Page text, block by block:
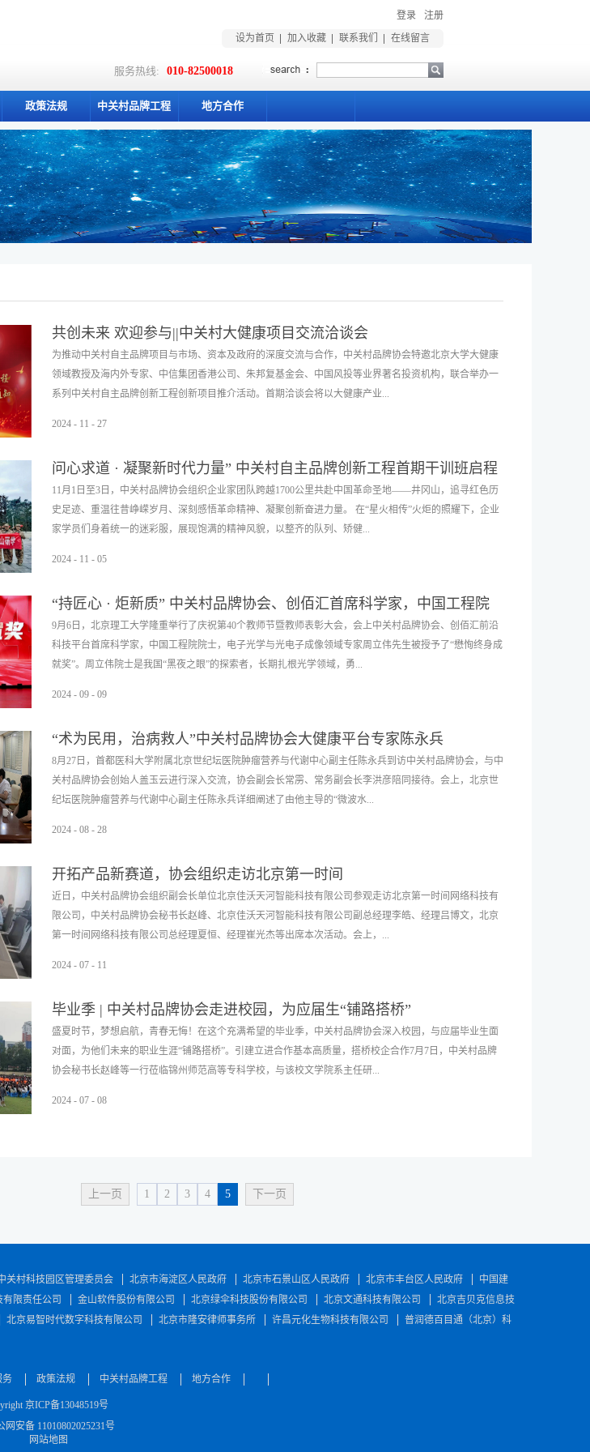
设为首页 加入收藏 联系我们 在线留言
服务热线: 010-82500018
登录 注册
政策法规 中关村品牌工程 地方合作
共创未来 欢迎参与||中关村大健康项目交流洽谈会
为推动中关村自主品牌项目与市场、资本及政府的深度交流与合作，中关村品牌协会特邀北京大学大健康
领域教授及海内外专家、中信集团香港公司、朱邦复基金会、中国风投等业界著名投资机构，联合举办一
系列中关村自主品牌创新工程创新项目推介活动。首期洽谈会将以大健康产业...
技术瓶颈、创新康养项目进行详细阐述。后续，协会将在AI人工智能、新能源汽车等领域持续开展推介活
动，期待您的参与。时间及地点：2024年11月29日（周五）下午14:30-17:00腾讯会议室参会会议号：
114823080大健康创新项目介绍主讲人：陈永兵现任首都医科大学附属北京世纪坛医院肿瘤外科第二党支部
书记、肿瘤营养与代谢中心(普通外科四病区)副主任、国家市场监督管理重点实验室(特医食品方向)副主任
专著2部，在国际期刊发表论文10余篇，授权发明专利2项，实用专利5项，转化1项，待授权专利10余项。
项目：技术创新攻克胰腺癌治疗难题该项目的创新性和可行性：一是胰腺癌发病率和死亡率逐年上升，手
术切除是胰腺癌患者获得治愈机会唯一有效方法。胰瘘、腹腔内感染、出血为胰腺手术后“死亡三联征”。
二是目前探讨减少胰瘘常用方法提高胰肠吻合技术和改善胰肠吻合方式，其核心是“堵”，即把胰液堵在消
2024 - 11 - 27
问心求道 · 凝聚新时代力量” 中关村自主品牌创新工程首期干训班启程
井冈山
11月1日至3日，中关村品牌协会组织企业家团队跨越1700公里共赴中国革命圣地——井冈山，追寻红色历
史足迹、重温往昔峥嵘岁月、深刻感悟革命精神、凝聚创新奋进力量。 在“星火相传”火炬的照耀下，企业
家学员们身着统一的迷彩服，展现饱满的精神风貌，以整齐的队列、矫健...
黄洋界是井冈山革命根据地五大哨口之一，也是当年红军英勇战斗的著名战场。在峰峦起伏、地势险峻的
黄洋界，干训班学员们参观了当年挖掘的战壕、哨口营房等历史遗迹，回顾当年黄洋界保卫战“一炮定乾
坤”的情形，感受伟人毛泽东笔下“黄洋界上炮声隆，报道敌军宵遁”的喜悦与豪情。沿着红军曾经走过的挑
粮小道，站在哨口远眺四周山峦，感受到当年红军战士们与井冈山人民在硝烟弥漫中坚守阵地的英勇和为
在茫茫黑夜里指引着中国革命前进的方向。一堵弹孔残墙、一块”读书石“、两棵“常青树” ，追溯往昔，感
知当年生活的艰苦与不易，每一处革命旧址，都让学员们感受到一种信仰的力量。回顾光辉历程 收获革命
启迪本次干训班特邀老党员盖玉云同志讲授《中国共产党为什么能够成功，对我们有什么启迪》，他生动
地将红军比作“中国最杰出的创业团队”，并从中国百年来的变迁、革命斗争的历史、红军取得成功的要素
2024 - 11 - 05
“持匠心 · 炬新质” 中关村品牌协会、创佰汇首席科学家，中国工程院
院士周立伟先生荣获“懋恂终身成就奖”
9月6日，北京理工大学隆重举行了庆祝第40个教师节暨教师表彰大会，会上中关村品牌协会、创佰汇前沿
科技平台首席科学家，中国工程院院士，电子光学与光电子成像领域专家周立伟先生被授予了“懋恂终身成
就奖”。周立伟院士是我国“黑夜之眼”的探索者，长期扎根光学领域，勇...
培育了一批批优秀人才。如今，92岁高龄的他，依然坚守创新，是中关村品牌协会、创佰汇前沿科技平台
的坚定支持者和积极倡导者，对中关村企业在科技成果转化和市场化方面做出了突出贡献。他以实际行动
和探索精神，铸就了爱国、奋斗、追梦的辉煌历程。周立伟院士是中国成像电子光学研究道路上的一座灯
塔，激励着无数后来者不忘初心、矢志奋勇前行。心怀国之大者、砥砺报国之志，他是一位无愧于时代、
上海高级机械职业学校，学习机械设计、制图与工艺等基础知识。新中国成立后，他成为首批中国新民主
主义青年团团员之一。1950年，他尝试参军但因因鼻子大出血未能如愿。1951年，高中毕业后，周立伟上
海公私合营华通电机厂工作，在那里，他工作和学习都十分刻苦，还参加俄语培训班。期间发明了提高生
产效率7.5倍的扁平线圈绕线车，上海《劳动报》还作了专门报道，那时的周立伟还不到20岁。1953年，他
2024 - 09 - 09
“术为民用，治病救人”中关村品牌协会大健康平台专家陈永兵
8月27日，首都医科大学附属北京世纪坛医院肿瘤营养与代谢中心副主任陈永兵到访中关村品牌协会，与中
关村品牌协会创始人盖玉云进行深入交流，协会副会长常雳、常务副会长李洪彦陪同接待。会上，北京世
纪坛医院肿瘤营养与代谢中心副主任陈永兵详细阐述了由他主导的“微波水...
具备七个自由度的旋转功能，有效解决了传统手术机器人在止血效果和操作灵活性方面存在的问题。此
外，该项目整合了智能学习技术，结合术中光声技术，开创了腔镜机器人智能导航系统。该项目打破了达
芬奇机器人的市场垄断和高昂配件成本的限制，形成了中国独创的“变形金刚”。同时，采用组接式、累积
式、赋能式医院采购模式，实现医疗机构量体裁衣，达到最大化DRG支付效用，促进临床收入与治疗水平
特色的创新之路，特别是在胰腺领域，满足了民众对健康多层次、多样化的需求，不断提升了人民的健康
福祉，与协会携手推进中国医疗技术成果的转化和医疗专业能力的提升。大健康专家介绍陈永兵医学博
士、博士后、主任医师，首都医科大学附属北京世纪坛医院肿瘤外科第二党支部书记、肿瘤营养与代谢中
心（普外4科）副主任，国家市场监管重点实验室（肿瘤特医食品）副主任，中国抗癌协会肿瘤支持治疗专
2024 - 08 - 28
开拓产品新赛道，协会组织走访北京第一时间
近日，中关村品牌协会组织副会长单位北京佳沃天河智能科技有限公司参观走访北京第一时间网络科技有
限公司，中关村品牌协会秘书长赵峰、北京佳沃天河智能科技有限公司副总经理李皓、经理吕博文，北京
第一时间网络科技有限公司总经理夏恒、经理崔光杰等出席本次活动。会上，...
队可通过精心策划直播及短视频方案，为会员单位的产品和项目量身定制宣传、推广及销售。这种创新的
宣传方式不仅能够精准触达目标受众，还能有效提升产品的知名度和影响力，促进销售业绩的增长。另
外，品牌协会将充分利用自身在电竞产业的平台优势，积极探索校企合作的新模式，为会员企业提供更多
的人才支持和技术创新机遇，彻底解决产品项目直播带货、推广、宣传过程中面临的高成本问题，尤其是
2024 - 07 - 11
毕业季 | 中关村品牌协会走进校园，为应届生“铺路搭桥”
盛夏时节，梦想启航，青春无悔！在这个充满希望的毕业季，中关村品牌协会深入校园，与应届毕业生面
对面，为他们未来的职业生涯“铺路搭桥”。引建立进合作基本高质量，搭桥校企合作7月7日，中关村品牌
协会秘书长赵峰等一行莅临锦州师范高等专科学校，与该校文学院系主任研...
质量提升的转变。面对面，开辟就业路今日，在锦州师范高等专科学校的毕业典礼上，中关村品牌协会组
织会员单位走进校园，与毕业生们进行了面对面的深入交流，助力毕业生职业规划，勇往“职”前。活动现
多元化的招聘渠道，同时也为学校的毕业生们提供了更多优质的就业岗位和职业发展机会。
2024 - 07 - 08
上一页 1 2 3 4 5 下一页
关村科技园区管理委员会 北京市海淀区人民政府 北京市石景山区人民政府 北京市丰台区人民政府
中国建
限责任公司 金山软件股份有限公司 北京绿伞科技股份有限公司 北京文通科技有限公司
北京吉贝克信息技
北京易智时代数字科技有限公司 北京市隆安律师事务所 许昌元化生物科技有限公司
普润德百目通（北京）科
务 政策法规 中关村品牌工程 地方合作
京ICP备13048519号
网站地图
网安备 11010802025231号